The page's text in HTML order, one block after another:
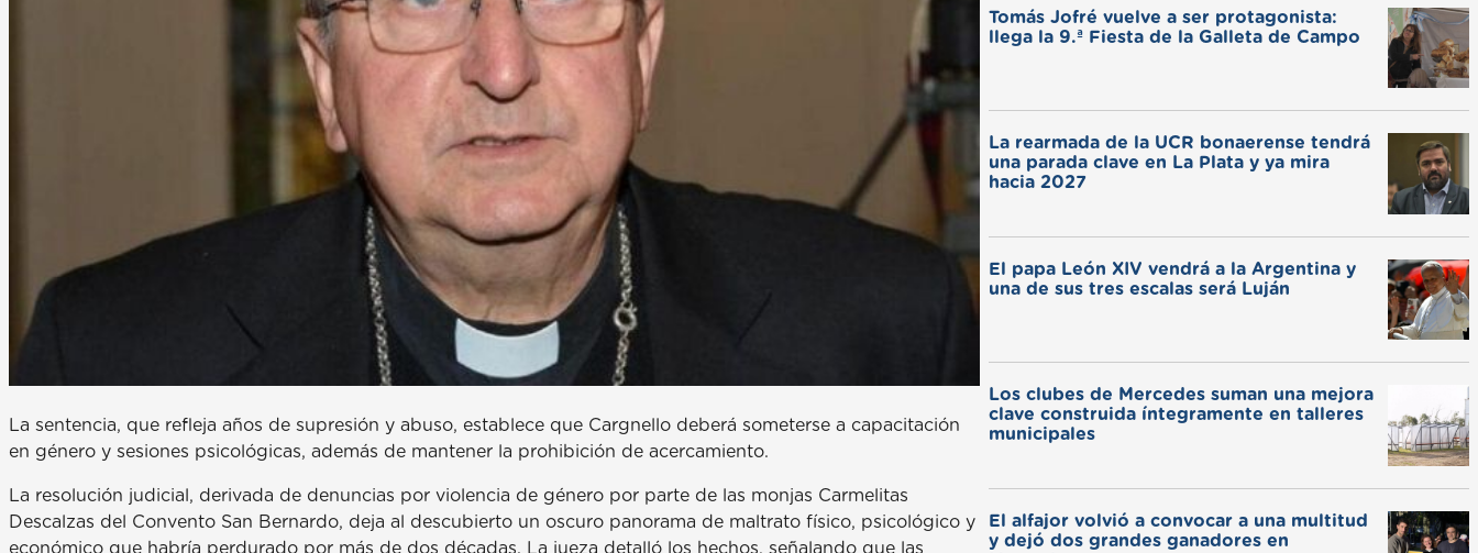
La sentencia, que refleja años de supresión y abuso, establece que Cargnello deberá someterse a capacitación
en género y sesiones psicológicas, además de mantener la prohibición de acercamiento.
La resolución judicial, derivada de denuncias por violencia de género por parte de las monjas Carmelitas
Descalzas del Convento San Bernardo, deja al descubierto un oscuro panorama de maltrato físico, psicológico y
económico que habría perdurado por más de dos décadas. La jueza detalló los hechos, señalando que las
Tomás Jofré vuelve a ser protagonista:
llega la 9.ª Fiesta de la Galleta de Campo
La rearmada de la UCR bonaerense tendrá
una parada clave en La Plata y ya mira
hacia 2027
El papa León XIV vendrá a la Argentina y
una de sus tres escalas será Luján
Los clubes de Mercedes suman una mejora
clave construida íntegramente en talleres
municipales
El alfajor volvió a convocar a una multitud
y dejó dos grandes ganadores en